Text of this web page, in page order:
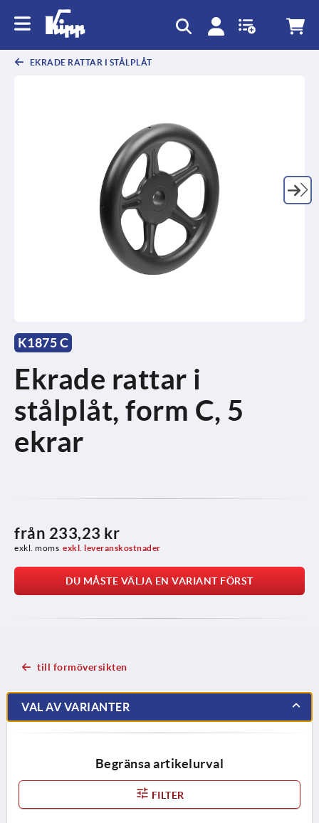
EKRADE RATTAR I STÅLPLÅT
K1875 C
Ekrade rattar i
stålplåt, form C, 5
ekrar
från 233,23 kr
exkl. moms exkl. leveranskostnader
DU MÅSTE VÄLJA EN VARIANT FÖRST
till formöversikten
VAL AV VARIANTER
Begränsa artikelurval
FILTER